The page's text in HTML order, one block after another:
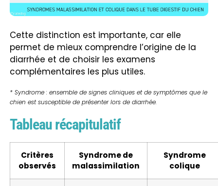
Cette distinction est importante, car elle
permet de mieux comprendre l’origine de la
diarrhée et de choisir les examens
complémentaires les plus utiles.
* Syndrome : ensemble de signes cliniques et de symptômes que le
chien est susceptible de présenter lors de diarrhée.
Tableau récapitulatif
Critères
observés
Syndrome de
malassimilation
Syndrome
colique